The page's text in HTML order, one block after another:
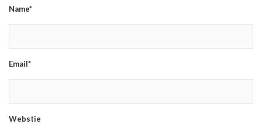
Name*
Email*
Webstie